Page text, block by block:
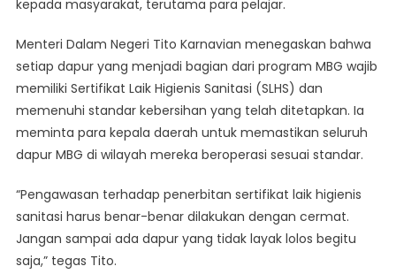
Bawah
Pengawasan
Ketat
kepada masyarakat, terutama para pelajar.
Menteri Dalam Negeri Tito Karnavian menegaskan bahwa
setiap dapur yang menjadi bagian dari program MBG wajib
memiliki Sertifikat Laik Higienis Sanitasi (SLHS) dan
memenuhi standar kebersihan yang telah ditetapkan. Ia
meminta para kepala daerah untuk memastikan seluruh
dapur MBG di wilayah mereka beroperasi sesuai standar.
“Pengawasan terhadap penerbitan sertifikat laik higienis
sanitasi harus benar-benar dilakukan dengan cermat.
Jangan sampai ada dapur yang tidak layak lolos begitu
saja,” tegas Tito.